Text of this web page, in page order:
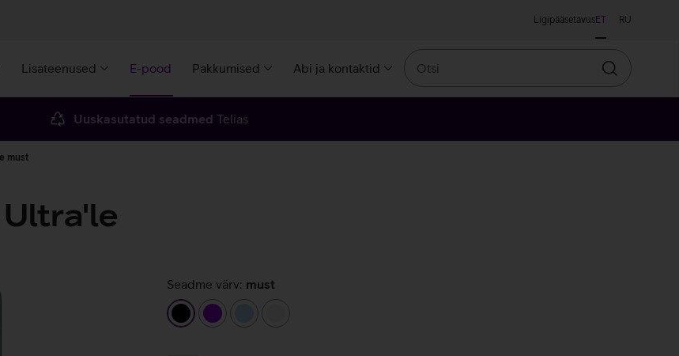
LigipääsetavusET RU
Lisateenused E-pood Pakkumised Abi ja kontaktid
Otsin
Uuskasutatud seadmed Telias
must
Ultra'le
Seadme värv: must
must
lilla